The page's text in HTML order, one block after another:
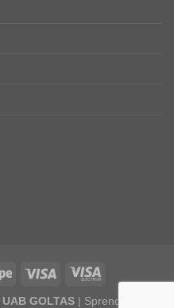
UAB GOLTAS | Sprendimas: